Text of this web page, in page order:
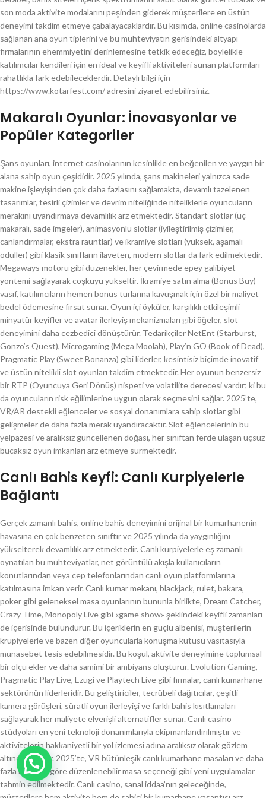
son moda aktivite modalarını peşinden giderek müşterilere en üstün
deneyimi takdim etmeye çabalayacaklardır. Bu kısımda, online casinolarda
sağlanan ana oyun tiplerini ve bu muhteviyatın gerisindeki altyapı
firmalarının ehemmiyetini derinlemesine tetkik edeceğiz, böylelikle
katılımcılar kendileri için en ideal ve keyifli aktiviteleri sunan platformları
rahatlıkla fark edebileceklerdir. Detaylı bilgi için
https://www.kotarfest.com/ adresini ziyaret edebilirsiniz.
Makaralı Oyunlar: İnovasyonlar ve
Popüler Kategoriler
Şans oyunları, internet casinolarının kesinlikle en beğenilen ve yaygın bir
alana sahip oyun çeşididir. 2025 yılında, şans makineleri yalnızca sade
makine işleyişinden çok daha fazlasını sağlamakta, devamlı tazelenen
tasarımlar, tesirli çizimler ve devrim niteliğinde niteliklerle oyuncuların
merakını uyandırmaya devamlılık arz etmektedir. Standart slotlar (üç
makaralı, sade imgeler), animasyonlu slotlar (iyileştirilmiş çizimler,
canlandırmalar, ekstra rauntlar) ve ikramiye slotları (yüksek, aşamalı
ödüller) gibi klasik sınıfların ilaveten, modern slotlar da fark edilmektedir.
Megaways motoru gibi düzenekler, her çevirmede epey galibiyet
yöntemi sağlayarak coşkuyu yükseltir. İkramiye satın alma (Bonus Buy)
vasıf, katılımcıların hemen bonus turlarına kavuşmak için özel bir maliyet
bedel ödemesine fırsat sunar. Oyun içi öyküler, karşılıklı etkileşimli
minyatür keyifler ve avatar ilerleyiş mekanizmaları gibi öğeler, slot
deneyimini daha cezbedici dönüştürür. Tedarikçiler NetEnt (Starburst,
Gonzo’s Quest), Microgaming (Mega Moolah), Play’n GO (Book of Dead),
Pragmatic Play (Sweet Bonanza) gibi liderler, kesintisiz biçimde inovatif
ve üstün nitelikli slot oyunları takdim etmektedir. Her oyunun benzersiz
bir RTP (Oyuncuya Geri Dönüş) nispeti ve volatilite derecesi vardır; ki bu
da oyuncuların risk eğilimlerine uygun olarak seçmesini sağlar. 2025’te,
VR/AR destekli eğlenceler ve sosyal donanımlara sahip slotlar gibi
gelişmeler de daha fazla merak uyandıracaktır. Slot eğlencelerinin bu
yelpazesi ve aralıksız güncellenen doğası, her sınıftan ferde ulaşan uçsuz
bucaksız oyun imkanları arz etmeye sürmektedir.
Canlı Bahis Keyfi: Canlı Kurpiyelerle
Bağlantı
Gerçek zamanlı bahis, online bahis deneyimini orijinal bir kumarhanenin
havasına en çok benzeten sınıftır ve 2025 yılında da yaygınlığını
yükselterek devamlılık arz etmektedir. Canlı kurpiyelerle eş zamanlı
oynatılan bu muhteviyatlar, net görüntülü akışla kullanıcıların
konutlarından veya cep telefonlarından canlı oyun platformlarına
katılmasına imkan verir. Canlı kumar mekanı, blackjack, rulet, bakara,
poker gibi geleneksel masa oyunlarının bununla birlikte, Dream Catcher,
Crazy Time, Monopoly Live gibi «game show» şeklindeki keyifli zamanları
de içerisinde bulundurur. Bu içeriklerin en güçlü albenisi, müşterilerin
krupiyelerle ve bazen diğer oyuncularla konuşma kutusu vasıtasıyla
münasebet tesis edebilmesidir. Bu koşul, aktivite deneyimine toplumsal
bir ölçü ekler ve daha samimi bir ambiyans oluşturur. Evolution Gaming,
Pragmatic Play Live, Ezugi ve Playtech Live gibi firmalar, canlı kumarhane
sektörünün liderleridir. Bu geliştiriciler, tecrübeli dağıtıcılar, çeşitli
kamera görüşleri, süratli oyun ilerleyişi ve farklı bahis kısıtlamaları
sağlayarak her maliyete elverişli alternatifler sunar. Canlı casino
stüdyoları en yeni teknoloji donanımlarıyla ekipmanlandırılmıştır ve
aktivitelerin hakkaniyetli bir yol izlemesi adına aralıksız olarak gözlem
altında tutulur. 2025’te, VR bütünleşik canlı kumarhane masaları ve daha
fazla kendine göre düzenlenebilir masa seçeneği gibi yeni uygulamalar
tahmin edilmektedir. Canlı casino, sanal iddaa’nın geleceğinde,